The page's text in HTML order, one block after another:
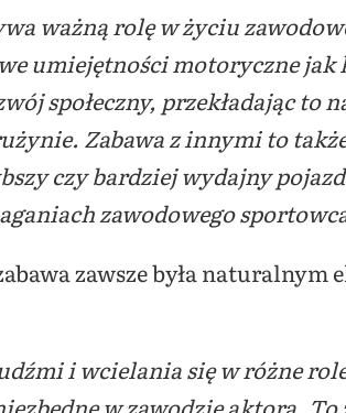
ważną rolę w życiu
umiejętności motoryczne jak
społeczny, przekładając to
Zabawa z innymi to
czy bardziej wydajny
zawodowego
zawsze była naturalnym
i wcielania się w różne